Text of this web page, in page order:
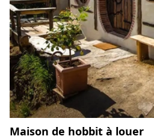
Maison de hobbit à louer